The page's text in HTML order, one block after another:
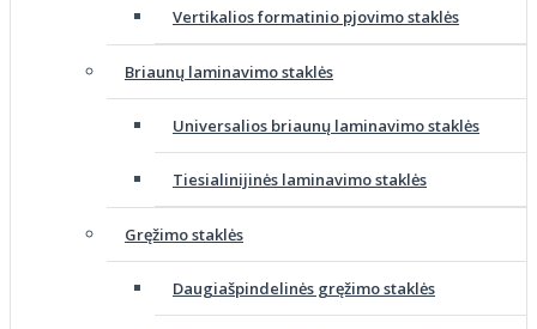
Vertikalios formatinio pjovimo staklės
Briaunų laminavimo staklės
Universalios briaunų laminavimo staklės
Tiesialinijinės laminavimo staklės
Gręžimo staklės
Daugiašpindelinės gręžimo staklės